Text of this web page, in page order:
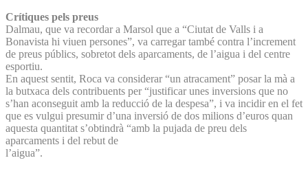
Crítiques pels preus
Dalmau, que va recordar a Marsol que a “Ciutat de Valls i a
Bonavista hi viuen persones”, va carregar també contra l’increment
de preus públics, sobretot dels aparcaments, de l’aigua i del centre
esportiu.
En aquest sentit, Roca va considerar “un atracament” posar la mà a
la butxaca dels contribuents per “justificar unes inversions que no
s’han aconseguit amb la reducció de la despesa”, i va incidir en el fet
que es vulgui presumir d’una inversió de dos milions d’euros quan
aquesta quantitat s’obtindrà “amb la pujada de preu dels
aparcaments i del rebut de
l’aigua”.